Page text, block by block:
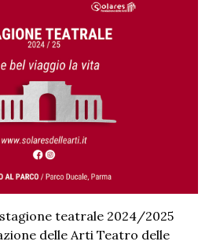
stagione teatrale 2024/2025
delle Arti Teatro delle